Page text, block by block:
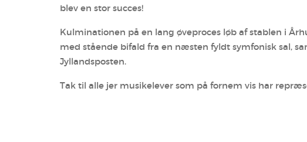
blev en stor succes!
Kulminationen på en lang øveproces løb af stablen i
med stående bifald fra en næsten fyldt symfonisk sal,
Jyllandsposten.
Tak til alle jer musikelever som på fornem vis har